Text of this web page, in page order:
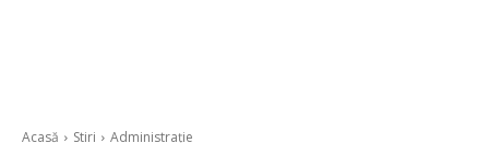
Acasă Stiri Administrație